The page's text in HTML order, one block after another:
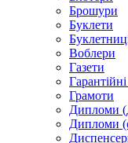
Брошури
Буклети
Воблери
Газети
Грамоти
Дипломи
Дипломи